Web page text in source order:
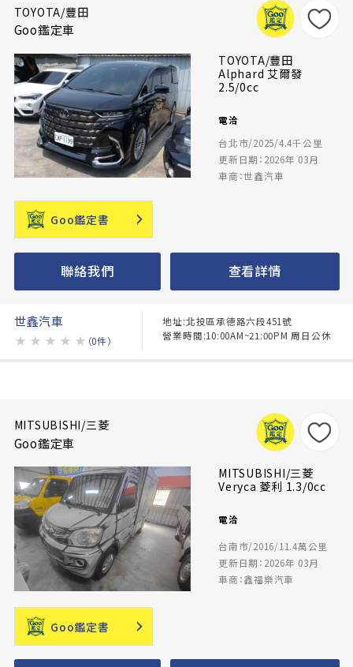
TOYOTA/豐田
Goo鑑定車
TOYOTA/豐田
Alphard 艾爾發
2.5/0cc
電洽
台北市/2025/4.4千公里
更新日期：2026年 03月
車商：世鑫汽車
Goo鑑定書
聯絡我們 查看詳情
世鑫汽車
★ ★ ★ ★ ★ （0件）
地址:北投區承德路六段451號
營業時間:10:00AM~21:00PM 周日公休
MITSUBISHI/三菱
Goo鑑定車
MITSUBISHI/三菱
Veryca 菱利 1.3/0cc
電洽
台南市/2016/11.4萬公里
更新日期：2026年 03月
車商：鑫福樂汽車
Goo鑑定書